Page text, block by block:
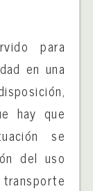
para
en una
hay que
se
del uso